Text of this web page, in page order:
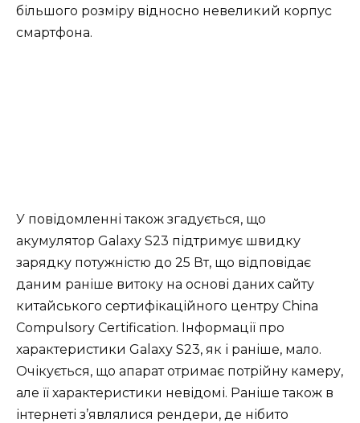
більшого розміру відносно невеликий корпус
смартфона.
У повідомленні також згадується, що
акумулятор Galaxy S23 підтримує швидку
зарядку потужністю до 25 Вт, що відповідає
даним раніше витоку на основі даних сайту
китайського сертифікаційного центру China
Compulsory Certification. Інформації про
характеристики Galaxy S23, як і раніше, мало.
Очікується, що апарат отримає потрійну камеру,
але її характеристики невідомі. Раніше також в
інтернеті з’являлися рендери, де нібито